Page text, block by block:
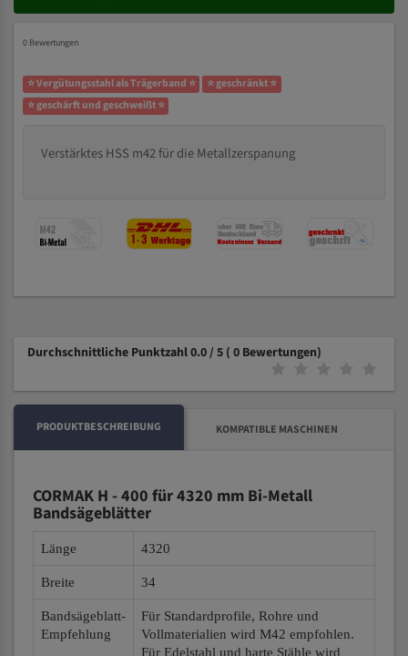
0 Bewertungen
⭐ Vergütungsstahl als Trägerband ⭐
⭐ geschränkt ⭐
⭐ geschärft und geschweißt ⭐
Verstärktes HSS m42 für die Metallzerspanung
Durchschnittliche Punktzahl 0.0 / 5 ( 0 Bewertungen)
PRODUKTBESCHREIBUNG KOMPATIBLE MASCHINEN
CORMAK H - 400 für 4320 mm Bi-Metall
Bandsägeblätter
Länge 4320
Breite 34
Bandsägeblatt-
Empfehlung
Für Standardprofile, Rohre und
Vollmaterialien wird M42 empfohlen.
Für Edelstahl und harte Stähle wird